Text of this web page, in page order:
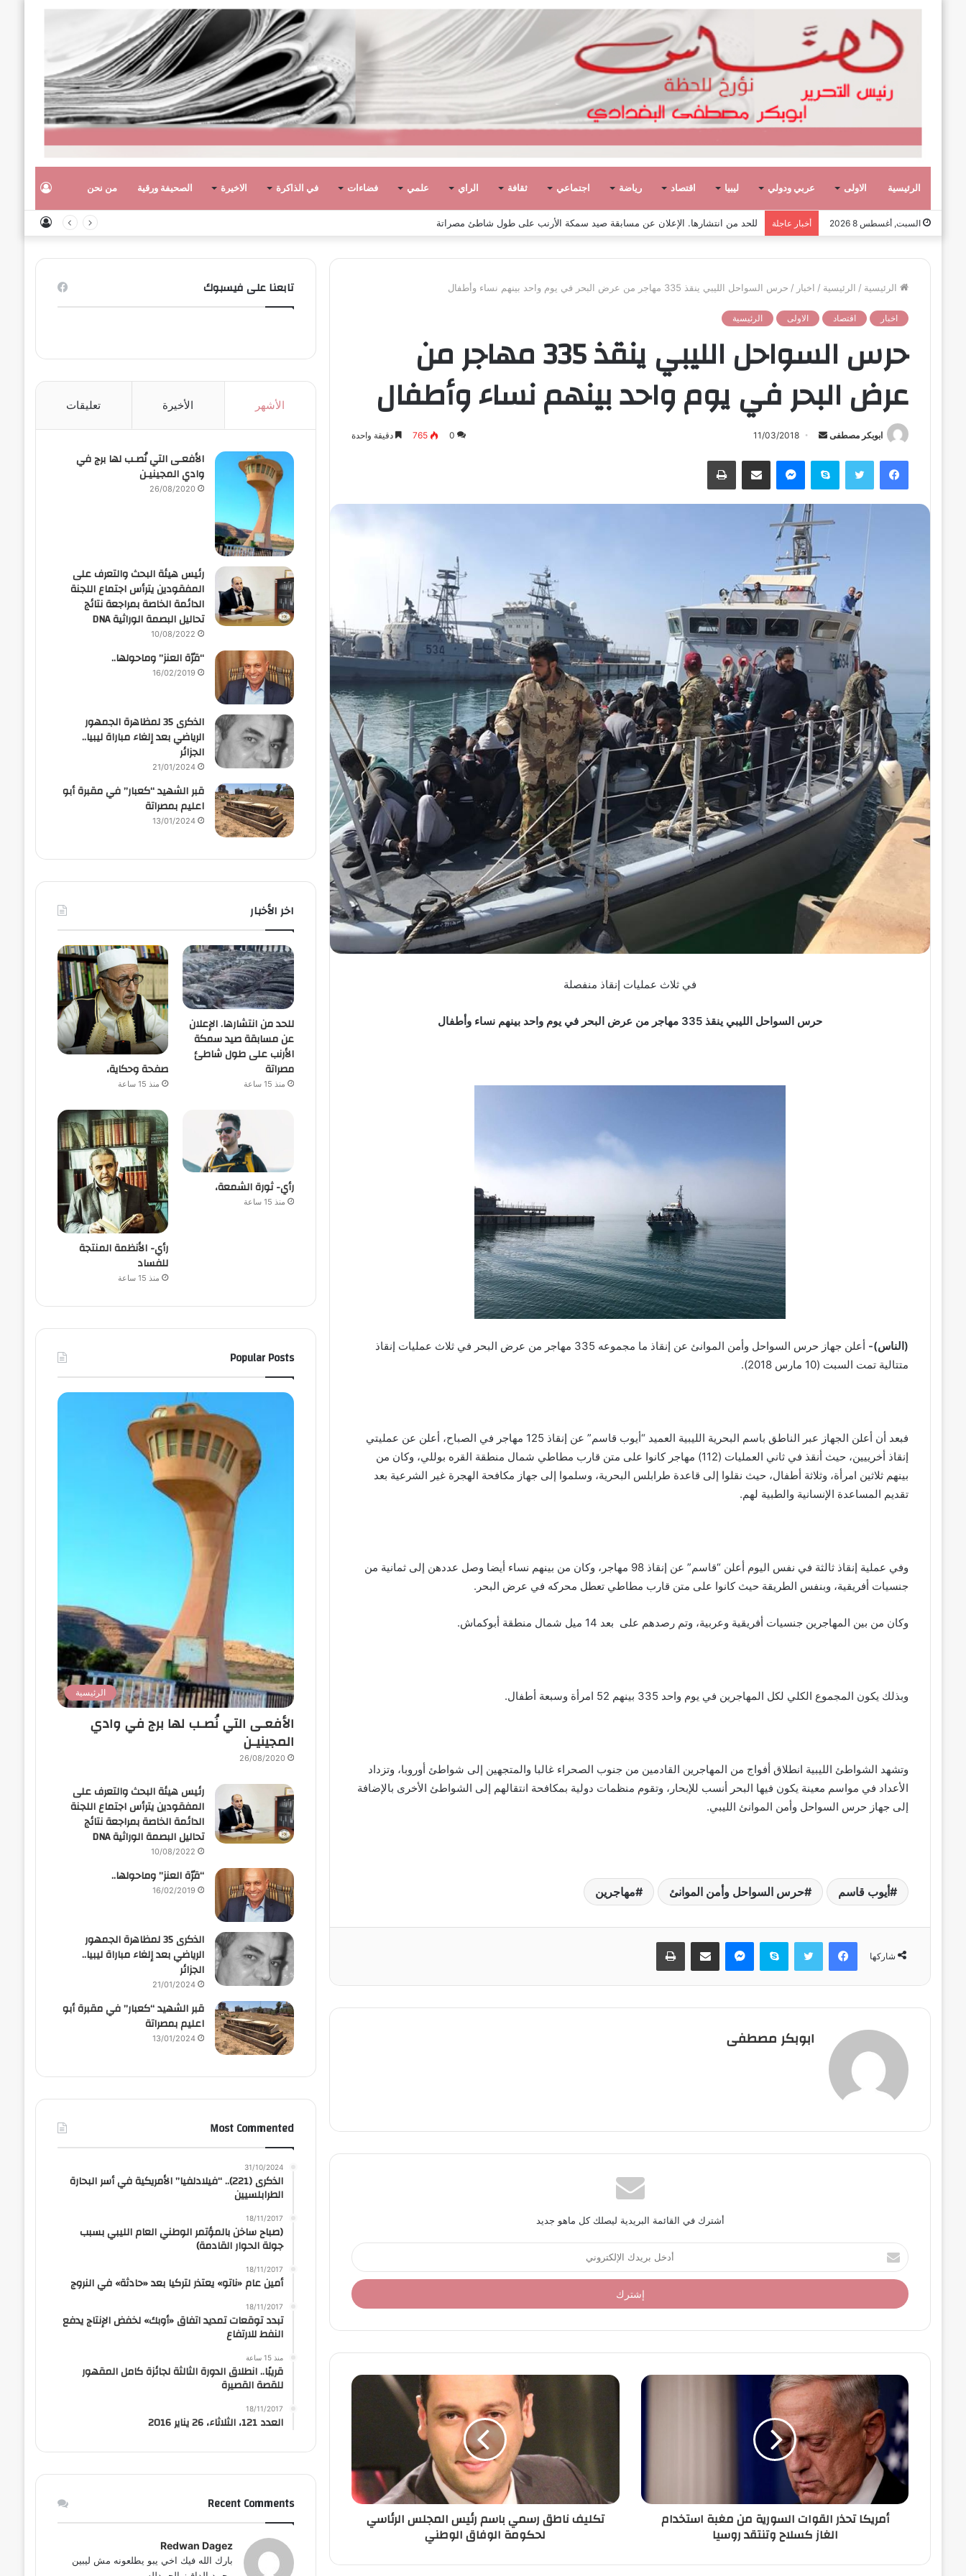
الرئيسية الاولى عربي ودولي ليبيا اقتصاد رياضة اجتماعي ثقافة الراي علمي فضاءات في الذاكرة الاخيرة الصحيفة ورقية من نحن
السبت, أغسطس 8 2026 أخبار عاجلة صفحة وحكاية،
الرئيسية / الرئيسية / اخبار / حرس السواحل الليبي ينقذ 335 مهاجر من عرض البحر في يوم واحد بينهم نساء وأطفال
اخبار اقتصاد الاولى الرئيسية
حرس السواحل الليبي ينقذ 335 مهاجر من
عرض البحر في يوم واحد بينهم نساء وأطفال
ابوبكر مصطفى
أ
ب
ر
د
ل
ك
ت
و
ي
ا
11/03/2018
0
765 دقيقة واحدة
فيسبوك تويتر سكايب ماسنجر مشاركة عبر البريد طباعة
في ثلاث عمليات إنقاذ منفصلة
حرس السواحل الليبي ينقذ 335 مهاجر من عرض البحر في يوم واحد بينهم نساء وأطفال
(الناس)-
أعلن جهاز حرس السواحل وأمن الموانئ عن إنقاذ ما مجموعه 335 مهاجر من عرض البحر في ثلاث عمليات إنقاذ
متتالية تمت السبت (10 مارس 2018).
فبعد أن أعلن الجهاز عبر الناطق باسم البحرية الليبية العميد “أيوب قاسم” عن إنقاذ 125 مهاجر في الصباح، أعلن عن عمليتي
إنقاذ أخرييين، حيث أنقذ في ثاني العمليات (112) مهاجر كانوا على متن قارب مطاطي شمال منطقة القره بوللي، وكان من
بينهم ثلاثين امرأة، وثلاثة أطفال، حيث نقلوا إلى قاعدة طرابلس البحرية، وسلموا إلى جهاز مكافحة الهجرة غير الشرعية بعد
تقديم المساعدة الإنسانية والطبية لهم.
وفي عملية إنقاذ ثالثة في نفس اليوم أعلن “قاسم” عن إنقاذ 98 مهاجر، وكان من بينهم نساء أيضا وصل عددهن إلى ثمانية من
جنسيات أفريقية، وبنفس الطريقة حيث كانوا على متن قارب مطاطي تعطل محركه في عرض البحر.
وكان من بين المهاجرين جنسيات أفريقية وعربية، وتم رصدهم على بعد 14 ميل شمال منطقة أبوكماش.
وبذلك يكون المجموع الكلي لكل المهاجرين في يوم واحد 335 بينهم 52 امرأة وسبعة أطفال.
وتشهد الشواطئ الليبية انطلاق أفواج من المهاجرين القادمين من جنوب الصحراء غالبا والمتجهين إلى شواطئ أوروبا، وتزداد
الأعداد في مواسم معينة يكون فيها البحر أنسب للإبحار، وتقوم منظمات دولية بمكافحة انتقالهم إلى الشواطئ الأخرى بالإضافة
إلى جهاز حرس السواحل وأمن الموانئ الليبي.
أيوب قاسم حرس السواحل وأمن الموانئ مهاجرين
شاركها
فيسبوك تويتر سكايب ماسنجر مشاركة عبر البريد طباعة
ابوبكر مصطفى
أشترك في القائمة البريدية ليصلك كل ماهو جديد
أ
د
خ
ل
د
ا
ل
إ
ل
ك
ت
ر
أمريكا تحذر القوات السورية من مغبة استخدام
الغاز كسلاح وتنتقد روسيا
تكليف ناطق رسمي باسم رئيس المجلس الرئاسي
لحكومة الوفاق الوطني
تابعنا على فيسبوك
الأشهر الأخيرة تعليقات
الأفعـى التي نُصـب لها برج في
وادي المجينيـن
26/08/2020
رئيس هيئة البحث والتعرف على
المفقودين يترأس اجتماع اللجنة
الدائمة الخاصة بمراجعة نتائج
تحاليل البصمة الوراثية DNA
10/08/2022
“قرّة العنز” وماحولها..
16/02/2019
الذكرى 35 لمظاهرة الجمهور
الرياضي بعد إلغاء مباراة ليبيا..
الجزائر
21/01/2024
قبر الشهيد “كعبار” في مقبرة أبو
اعليم بمصراتة
13/01/2024
اخر الأخبار
للحد من انتشارها. الإعلان
عن مسابقة صيد سمكة
الأرنب على طول شاطئ
مصراتة
منذ 15 ساعة
صفحة وحكاية،
منذ 15 ساعة
رأي- ثورة الشمعة،
منذ 15 ساعة
رأي- الأنظمة المنتجة
للفساد
منذ 15 ساعة
Popular Posts
الرئيسية
الأفعـى التي نُصـب لها برج في وادي
المجينيـن
26/08/2020
رئيس هيئة البحث والتعرف على
المفقودين يترأس اجتماع اللجنة
الدائمة الخاصة بمراجعة نتائج
تحاليل البصمة الوراثية DNA
10/08/2022
“قرّة العنز” وماحولها..
16/02/2019
الذكرى 35 لمظاهرة الجمهور
الرياضي بعد إلغاء مباراة ليبيا..
الجزائر
21/01/2024
قبر الشهيد “كعبار” في مقبرة أبو
اعليم بمصراتة
13/01/2024
Most Commented
31/10/2024
الذكرى (221).. “فيلادلفيا” الأمريكية في أسر البحارة
الطرابلسيين
18/11/2017
(صباح ساخن بالمؤتمر الوطني العام الليبي بسبب
جولة الحوار القادمة)
18/11/2017
أمين عام «ناتو» يعتذر لتركيا بعد «حادثة» في النروج
18/11/2017
تبدد توقعات تمديد اتفاق «أوبك» لخفض الإنتاج يدفع
النفط للارتفاع
منذ 15 ساعة
قريبًا.. انطلاق الدورة الثالثة لجائزة كامل المقهور
للقصة القصيرة
18/11/2017
العدد 121، الثلاثاء، 26 يناير 2016
Recent Comments
Redwan Dagez
بارك الله فيك اخي يبو يطلعونه مش ليبين